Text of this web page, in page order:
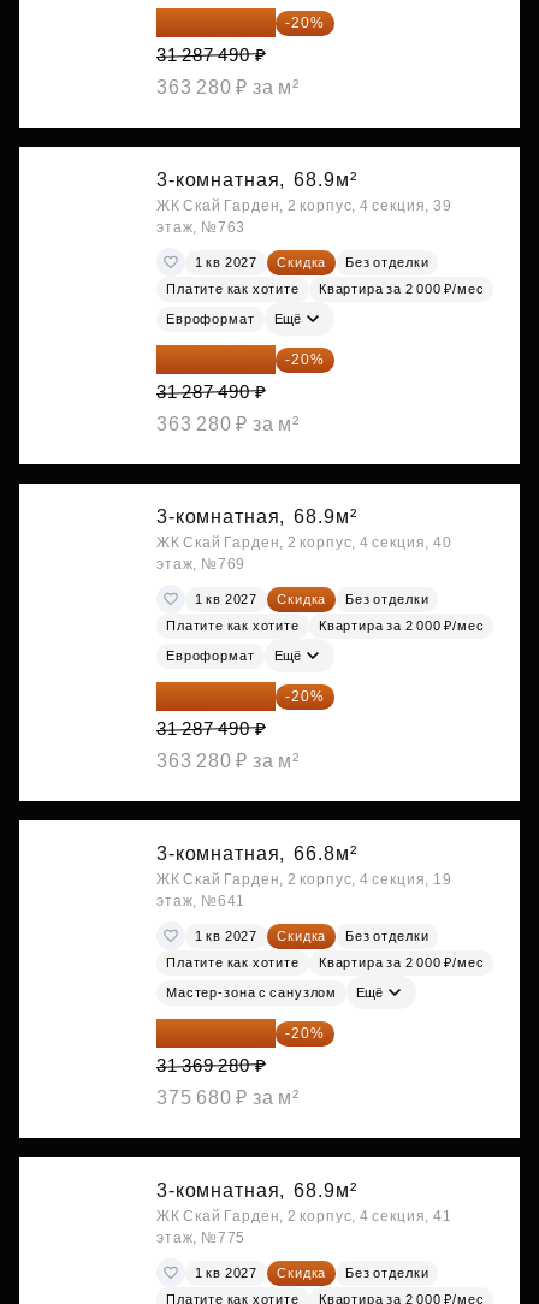
25 029 992 ₽ -20%
31 287 490 ₽
363 280 ₽ за м²
3-комнатная, 68.9м²
ЖК Скай Гарден, 2 корпус, 4 секция, 39
этаж, №763
1 кв 2027 Скидка
Без отделки
Платите как хотите
Квартира за 2 000 ₽/мес
Евроформат Ещё
25 029 992 ₽ -20%
31 287 490 ₽
363 280 ₽ за м²
3-комнатная, 68.9м²
ЖК Скай Гарден, 2 корпус, 4 секция, 40
этаж, №769
1 кв 2027 Скидка
Без отделки
Платите как хотите
Квартира за 2 000 ₽/мес
Евроформат Ещё
25 029 992 ₽ -20%
31 287 490 ₽
363 280 ₽ за м²
3-комнатная, 66.8м²
ЖК Скай Гарден, 2 корпус, 4 секция, 19
этаж, №641
1 кв 2027 Скидка
Без отделки
Платите как хотите
Квартира за 2 000 ₽/мес
Мастер-зона с санузлом Ещё
25 095 424 ₽ -20%
31 369 280 ₽
375 680 ₽ за м²
3-комнатная, 68.9м²
ЖК Скай Гарден, 2 корпус, 4 секция, 41
этаж, №775
1 кв 2027 Скидка
Без отделки
Платите как хотите
Квартира за 2 000 ₽/мес